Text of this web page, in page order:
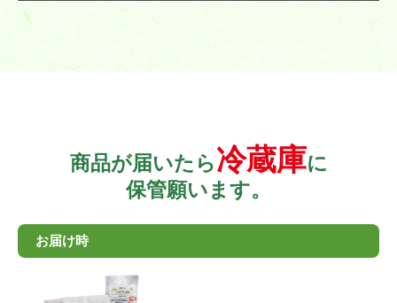
商品が届いたら冷蔵庫に
保管願います。
お届け時